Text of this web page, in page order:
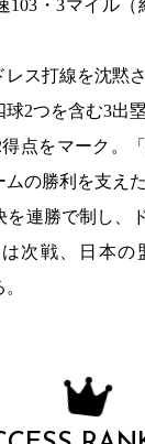
103・3マイル（
ス打線を沈黙さ
2つを含む3出塁
点をマーク。
の勝利を支えた
を連勝で制し、
次戦、日本の